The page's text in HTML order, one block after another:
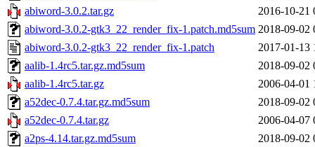
abiword-3.0.2.tar.gz
2016-10-21
abiword-3.0.2-gtk3_22_render_fix-1.patch.md5sum 2018-09-02
abiword-3.0.2-gtk3_22_render_fix-1.patch
2017-01-13
aalib-1.4rc5.tar.gz.md5sum
2018-09-02
aalib-1.4rc5.tar.gz
2006-04-01
a52dec-0.7.4.tar.gz.md5sum
2018-09-02
a52dec-0.7.4.tar.gz
2006-04-07
a2ps-4.14.tar.gz.md5sum
2018-09-02